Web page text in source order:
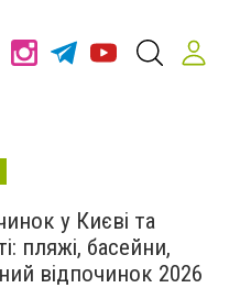
у Києві та
пляжі, басейни,
відпочинок 2026